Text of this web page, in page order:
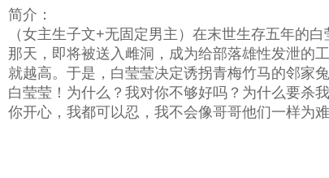
简介：
（女主生子文+无固定男主）在末世生存五年的
那天，即将被送入雌洞，成为给部落雄性发泄的
就越高。于是，白莹莹决定诱拐青梅竹马的邻家
白莹莹！为什么？我对你不够好吗？为什么要杀
你开心，我都可以忍，我不会像哥哥他们一样为